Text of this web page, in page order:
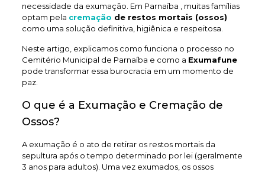
necessidade da exumação. Em Parnaíba , muitas famílias
optam pela cremação de restos mortais (ossos)
como uma solução definitiva, higiênica e respeitosa.
Neste artigo, explicamos como funciona o processo no
Cemitério Municipal de Parnaíba e como a Exumafune
pode transformar essa burocracia em um momento de
paz.
O que é a Exumação e Cremação de
Ossos?
A exumação é o ato de retirar os restos mortais da
sepultura após o tempo determinado por lei (geralmente
3 anos para adultos). Uma vez exumados, os ossos